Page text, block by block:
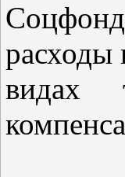
расходы
видах